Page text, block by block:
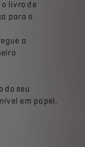
o livro de
para o
a
do seu
em papel.